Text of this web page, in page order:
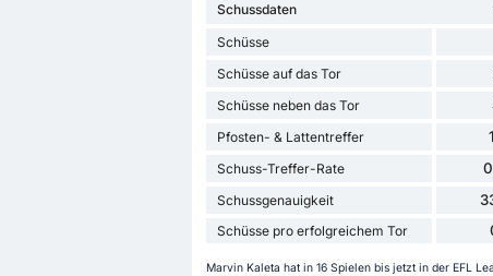
Schussdaten
Schüsse
Schüsse auf das Tor
Schüsse neben das Tor
Pfosten- & Lattentreffer
Schuss-Treffer-Rate
Schussgenauigkeit
Schüsse pro erfolgreichem Tor
Marvin Kaleta hat in 16 Spielen bis jetzt in der EFL